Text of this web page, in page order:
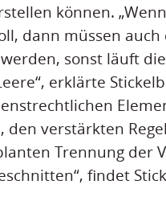
können.
dann müssen
sonst läuft
erklärte
den verstärkten
Trennung der
findet